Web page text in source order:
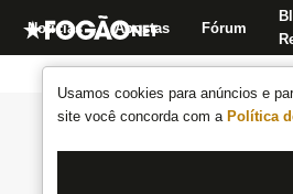
Usamos cookies para anúncios e
site você concorda com a Política
Notícias Apostas Fórum